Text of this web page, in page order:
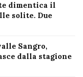
dimentica il
solite. Due
Sangro,
dalla stagione